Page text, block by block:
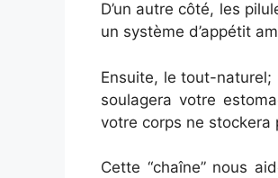
D’un autre côté, les
un système d’appétit
Ensuite, le tout-
soulagera votre
votre corps ne stockera
Cette “chaîne” nous